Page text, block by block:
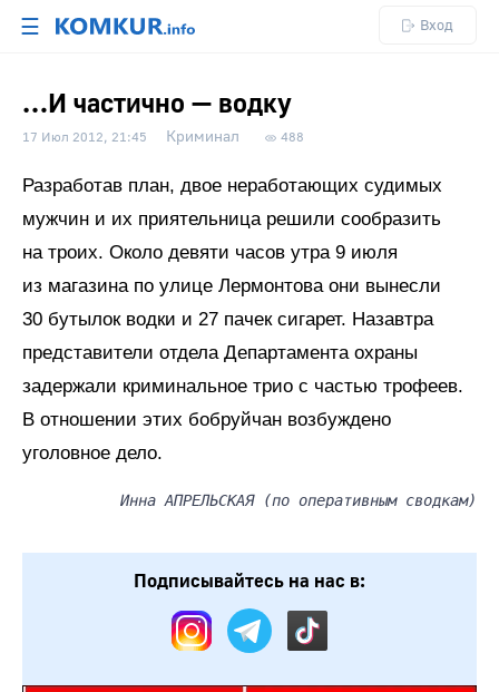
☰ Вход
…И частично — водку
17 Июл 2012, 21:45 Криминал 488
Разработав план, двое неработающих судимых
мужчин и их приятельница решили сообразить
на троих. Около девяти часов утра 9 июля
из магазина по улице Лермонтова они вынесли
30 бутылок водки и 27 пачек сигарет. Назавтра
представители отдела Департамента охраны
задержали криминальное трио с частью трофеев.
В отношении этих бобруйчан возбуждено
уголовное дело.
Инна АПРЕЛЬСКАЯ (по оперативным сводкам)
Подписывайтесь на нас в: